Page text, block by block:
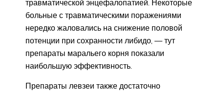
травматической энцефалопатией. Некоторые
больные с травматическими поражениями
нередко жаловались на снижение половой
потенции при сохранности либидо, — тут
препараты маральего корня показали
наибольшую эффективность.
Препараты левзеи также достаточно